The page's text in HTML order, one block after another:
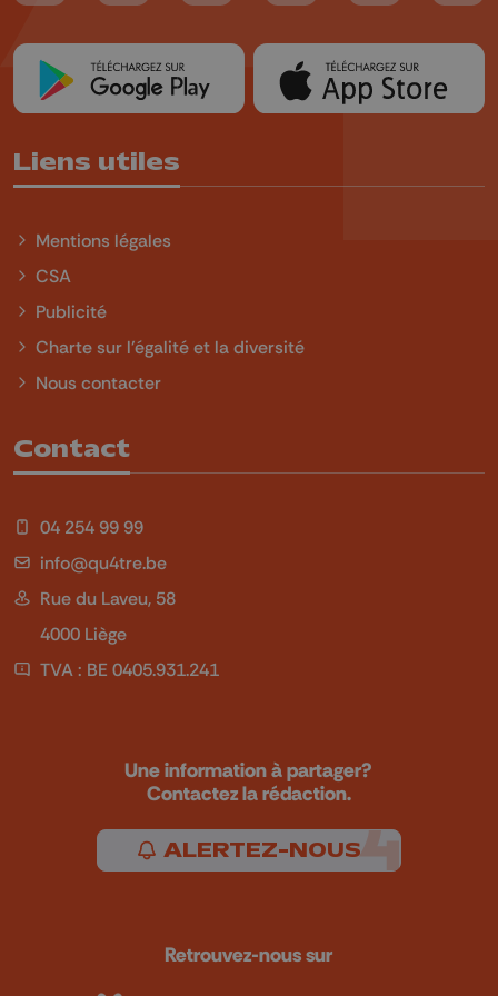
Liens utiles
Mentions légales
CSA
Publicité
Charte sur l'égalité et la diversité
Nous contacter
Contact
04 254 99 99
info@qu4tre.be
Rue du Laveu, 58
4000 Liège
TVA : BE 0405.931.241
Une information à partager?
Contactez la rédaction.
ALERTEZ-NOUS
Retrouvez-nous sur